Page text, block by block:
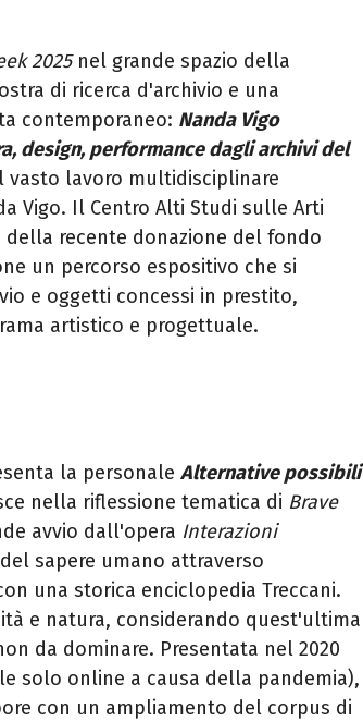
2025nel grande spazio della
di ricerca d'archivio e una
contemporaneo: Nanda Vigo
design, performance dagli archivi del
vasto lavoro multidisciplinare
Vigo. Il Centro Alti Studi sulle Arti
della recente donazione del fondo
un percorso espositivo che si
e oggetti concessi in prestito,
artistico e progettuale.
la personale Alternative possibili
nella riflessione tematica di Brave
avvio dall'opera Interazioni
sapere umano attraverso
una storica enciclopedia Treccani.
e natura, considerando quest'ultima
da dominare. Presentata nel 2020
solo online a causa della pandemia),
con un ampliamento del corpus di